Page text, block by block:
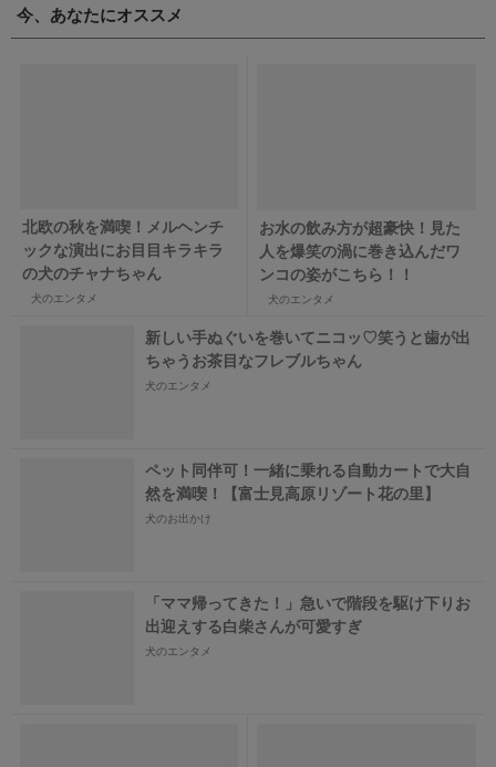
今、あなたにオススメ
北欧の秋を満喫！メルヘンチ
ックな演出にお目目キラキラ
の犬のチャナちゃん
犬のエンタメ
お水の飲み方が超豪快！見た
人を爆笑の渦に巻き込んだワ
ンコの姿がこちら！！
犬のエンタメ
新しい手ぬぐいを巻いてニコッ♡笑うと歯が出
ちゃうお茶目なフレブルちゃん
犬のエンタメ
ペット同伴可！一緒に乗れる自動カートで大自
然を満喫！【富士見高原リゾート花の里】
犬のお出かけ
「ママ帰ってきた！」急いで階段を駆け下りお
出迎えする白柴さんが可愛すぎ
犬のエンタメ